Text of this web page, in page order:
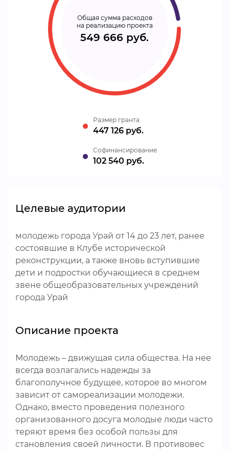
Общая сумма расходов
на реализацию проекта
549 666 руб.
Размер гранта
447 126 руб.
Cофинансирование
102 540 руб.
Целевые аудитории
молодежь города Урай от 14 до 23 лет, ранее
состоявшие в Клубе исторической
реконструкции, а также вновь вступившие
дети и подростки обучающиеся в среднем
звене общеобразовательных учреждений
города Урай
Описание проекта
Молодежь – движущая сила общества. На нее
всегда возлагались надежды за
благополучное будущее, которое во многом
зависит от самореализации молодежи.
Однако, вместо проведения полезного
организованного досуга молодые люди часто
теряют время без особой пользы для
становления своей личности. В противовес